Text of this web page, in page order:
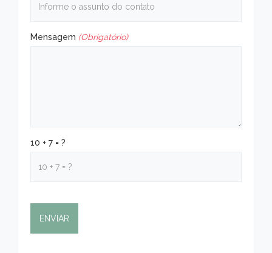
Mensagem (Obrigatório)
10 + 7 = ?